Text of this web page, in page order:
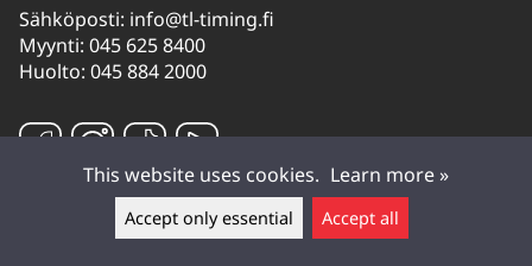
Leave a message ▲
Sähköposti: info@tl-timing.fi
Myynti: 045 625 8400
Huolto: 045 884 2000
This website uses cookies. Learn more »
Accept only essential Accept all